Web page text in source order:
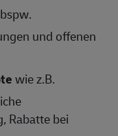
und offenen
wie z.B.
Rabatte bei